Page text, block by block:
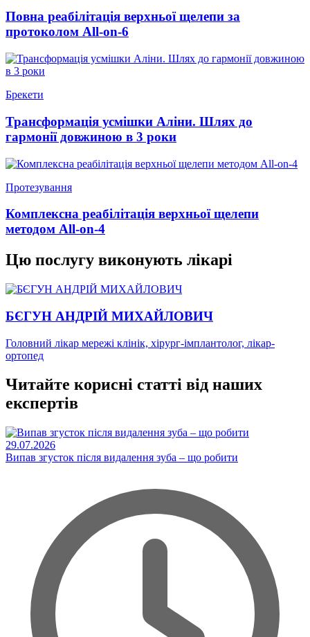
Повна реабілітація верхньої щелепи за
протоколом All-on-6
Брекети
Трансформація усмішки Аліни. Шлях до
гармонії довжиною в 3 роки
Протезування
Комплексна реабілітація верхньої щелепи
методом All-on-4
Цю послугу виконують лікарі
БЄГУН АНДРІЙ МИХАЙЛОВИЧ
Головний лікар мережі клінік, хірург-імплантолог, лікар-
ортопед
Читайте корисні статті від наших
експертів
29.07.2026
Випав згусток після видалення зуба – що робити